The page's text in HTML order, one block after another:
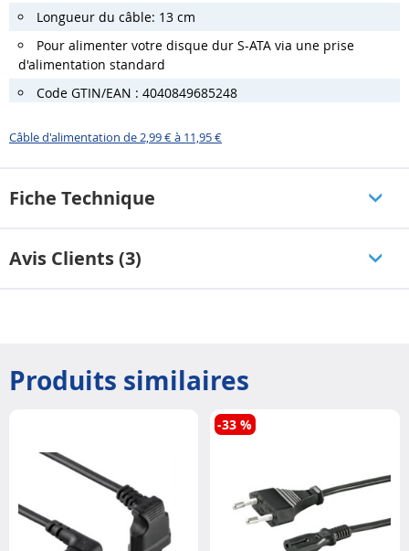
Longueur du câble: 13 cm
Pour alimenter votre disque dur S-ATA via une prise
d'alimentation standard
Code GTIN/EAN : 4040849685248
Câble d'alimentation de 2,99 € à 11,95 €
Fiche Technique
Avis Clients (3)
Produits similaires
-33 %